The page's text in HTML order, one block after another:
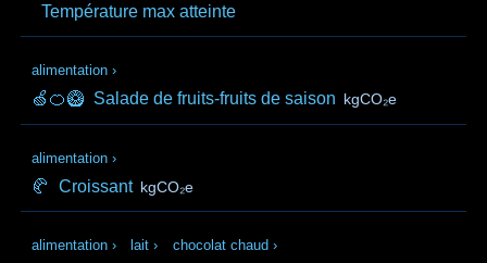
Température max atteinte
alimentation ›
🍏🍊🥝 Salade de fruits-fruits de saison kgCO₂e
alimentation ›
🥐 Croissant kgCO₂e
alimentation › lait › chocolat chaud ›